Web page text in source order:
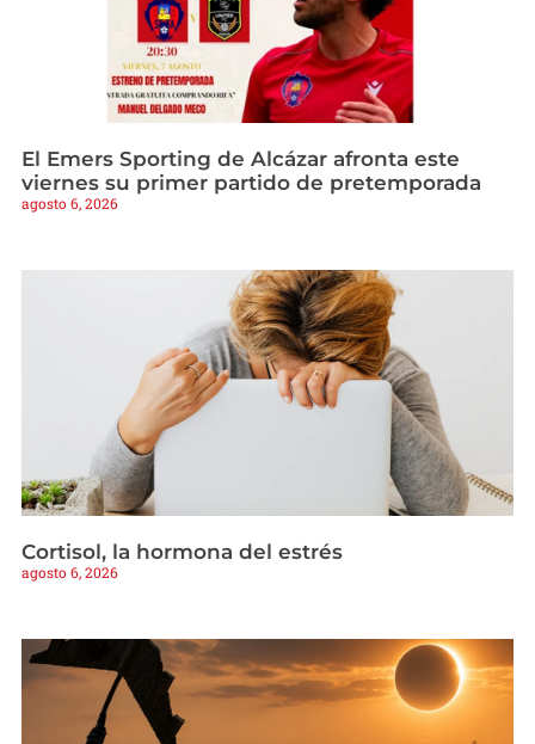
El Emers Sporting de Alcázar afronta este
viernes su primer partido de pretemporada
agosto 6, 2026
Cortisol, la hormona del estrés
agosto 6, 2026